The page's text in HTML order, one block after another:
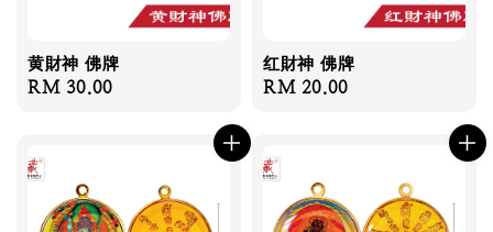
黄財神 佛牌
Regular
RM 30.00
红財神 佛牌
Regular
RM 20.00